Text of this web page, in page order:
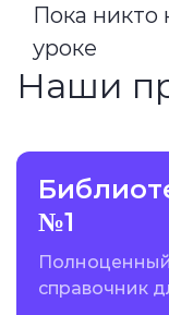
Пока никто
уроке
Наши
№1
справочник